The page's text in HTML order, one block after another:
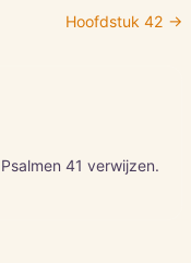
Hoofdstuk 42 →
Psalmen 41 verwijzen.